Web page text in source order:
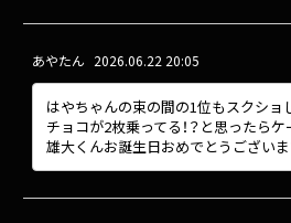
あやたん 2026.06.22 20:05
はやちゃんの束の間の1位もスクショ
チョコが2枚乗ってる！？と思ったら
雄大くんお誕生日おめでとうございま